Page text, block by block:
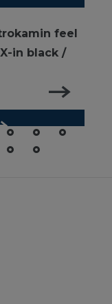
feel
in black /
ab 500 €